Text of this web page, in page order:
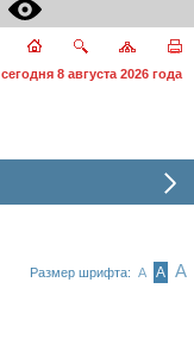
сегодня 8 августа 2026 года
Размер шрифта: А А А